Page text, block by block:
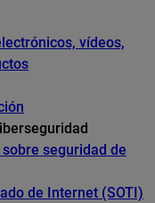
vídeos,
seguridad de
de Internet (SOTI)